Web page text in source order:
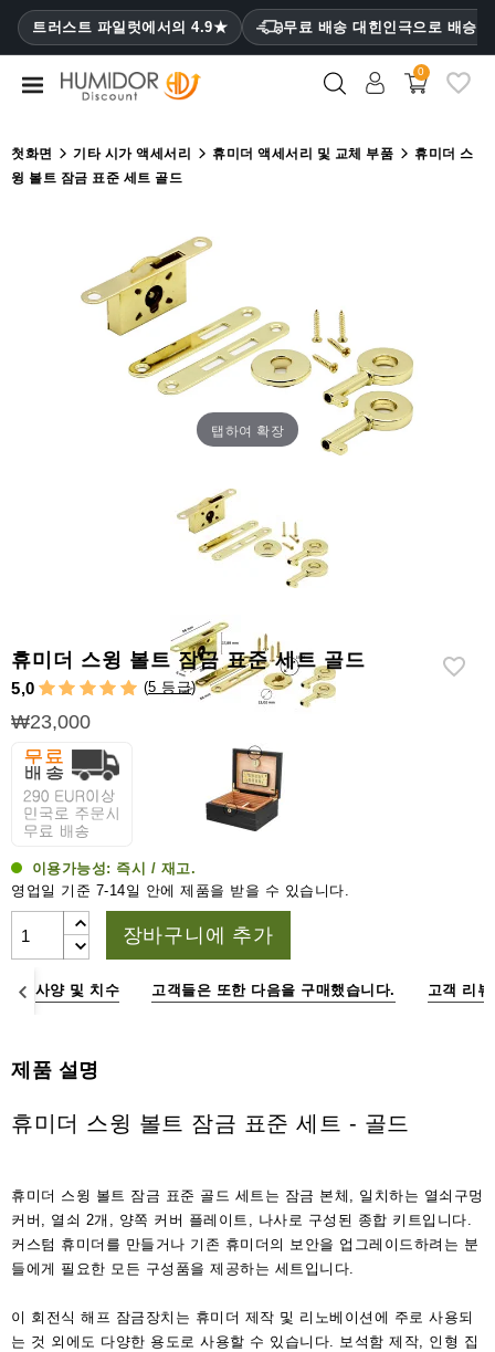
트러스트 파일럿에서의 4.9★ 무료 배송 대힌인극으로 배승
CATEGORY
휴
휴
저
가
기
타
시
액
리
0
첫화면 기타 시가 액세서리 휴미더 액세서리 및 교체 부품
휴미더 스
윙 볼트 잠금 표준 세트 골드
탭하여 확장
휴미더 스윙 볼트 잠금 표준 세트 골드
5,0 (5 등급)
₩23,000
이용가능성: 즉시 / 재고.
영업일 기준 7-14일 안에 제품을 받을 수 있습니다.
장바구니에 추가
사양 및 치수 고객들은 또한 다음을 구매했습니다. 고객 리뷰
제품 설명
휴미더 스윙 볼트 잠금 표준 세트 - 골드
휴미더 스윙 볼트 잠금 표준 골드 세트는 잠금 본체, 일치하는 열쇠구멍
커버, 열쇠 2개, 양쪽 커버 플레이트, 나사로 구성된 종합 키트입니다.
커스텀 휴미더를 만들거나 기존 휴미더의 보안을 업그레이드하려는 분
들에게 필요한 모든 구성품을 제공하는 세트입니다.
이 회전식 해프 잠금장치는 휴미더 제작 및 리노베이션에 주로 사용되
는 것 외에도 다양한 용도로 사용할 수 있습니다. 보석함 제작, 인형 집